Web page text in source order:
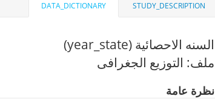
STUDY_DESCRIPTION
DATA_DICTIONARY
السنه الاحصائية (year_state)
ملف: التوزيع الجغرافى
نظرة عامة